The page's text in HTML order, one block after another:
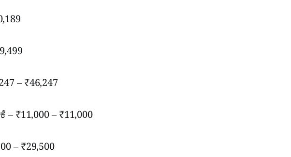
– ₹46,247
₹11,000 – ₹11,000
– ₹29,500